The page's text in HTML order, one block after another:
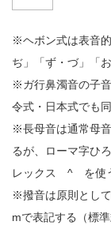
※ヘボン式は表音
ぢ」「ず・づ」「
※ガ行鼻濁音の子
令式・日本式でも同
※長母音は通常母
るが、ローマ字ひ
レックス ^ を使う
※撥音は原則とし
mで表記する（標